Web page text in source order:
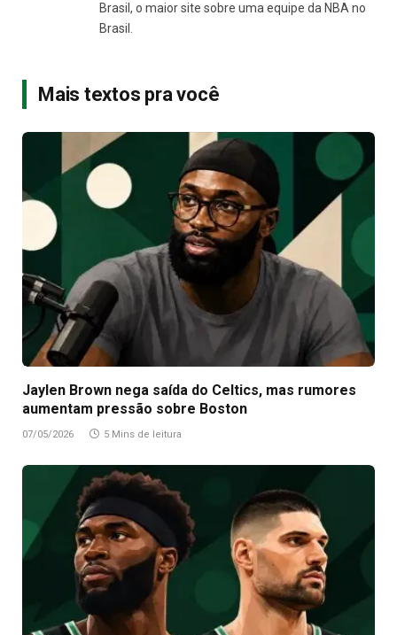
Brasil, o maior site sobre uma equipe da NBA no
Brasil.
Mais textos pra você
Jaylen Brown nega saída do Celtics, mas rumores
aumentam pressão sobre Boston
07/05/2026 5 Mins de leitura